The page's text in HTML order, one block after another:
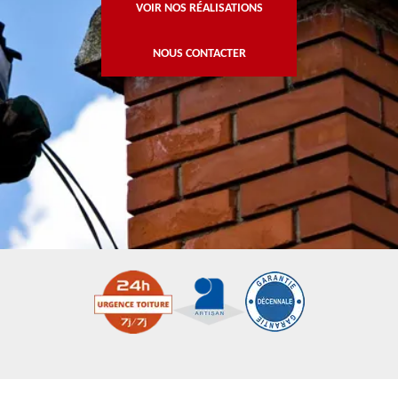
VOIR NOS RÉALISATIONS
NOUS CONTACTER